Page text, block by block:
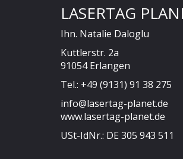
LASERTAG
Ihn. Natalie Daloglu
Kuttlerstr. 2a
91054 Erlangen
Tel.: +49 (9131) 91 38 275
info@lasertag-planet.de
www.lasertag-planet.de
USt-IdNr.: DE 305 943 511